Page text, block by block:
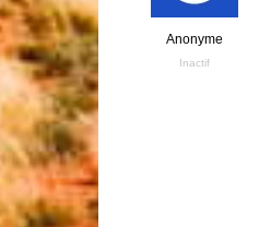
Anonyme
Inactif